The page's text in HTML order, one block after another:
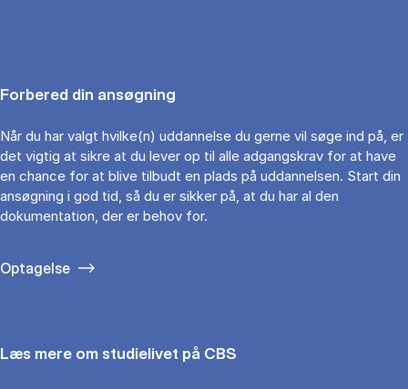
Forbered din ansøgning
Når du har valgt hvilke(n) uddannelse du gerne vil søge ind på, er
det vigtig at sikre at du lever op til alle adgangskrav for at have
en chance for at blive tilbudt en plads på uddannelsen. Start din
ansøgning i god tid, så du er sikker på, at du har al den
dokumentation, der er behov for.
Optagelse
Læs mere om studielivet på CBS